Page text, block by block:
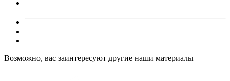
Возможно, вас заинтересуют другие наши материалы